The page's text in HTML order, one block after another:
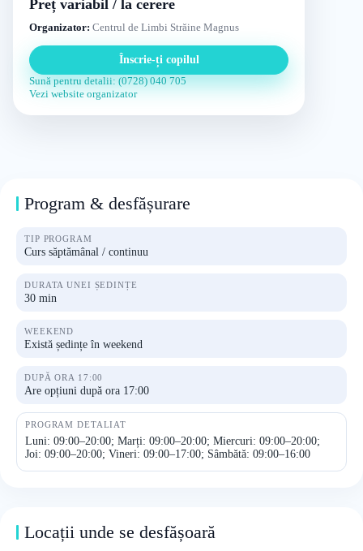
Preț variabil / la cerere
Organizator: Centrul de Limbi Străine Magnus
Înscrie-ți copilul
Sună pentru detalii: (0728) 040 705
Vezi website organizator
Program & desfășurare
TIP PROGRAM
Curs săptămânal / continuu
DURATA UNEI ȘEDINȚE
30 min
WEEKEND
Există ședințe în weekend
DUPĂ ORA 17:00
Are opțiuni după ora 17:00
PROGRAM DETALIAT
Luni: 09:00–20:00; Marți: 09:00–20:00; Miercuri: 09:00–20:00;
Joi: 09:00–20:00; Vineri: 09:00–17:00; Sâmbătă: 09:00–16:00
Locații unde se desfășoară